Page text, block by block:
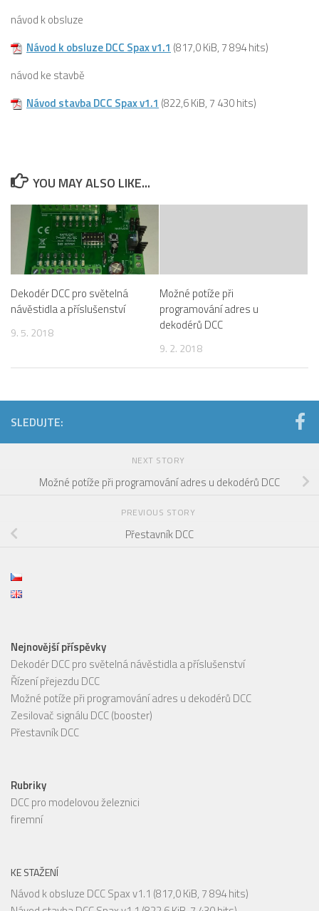
návod k obsluze
Návod k obsluze DCC Spax v1.1 (817,0 KiB, 7 894 hits)
návod ke stavbě
Návod stavba DCC Spax v1.1 (822,6 KiB, 7 430 hits)
YOU MAY ALSO LIKE...
Dekodér DCC pro světelná
návěstidla a příslušenství
9. 5. 2018
Možné potíže při
programování adres u
dekodérů DCC
9. 2. 2018
SLEDUJTE:
NEXT STORY
Možné potíže při programování adres u dekodérů DCC
PREVIOUS STORY
Přestavník DCC
Nejnovější příspěvky
Dekodér DCC pro světelná návěstidla a příslušenství
Řízení přejezdu DCC
Možné potíže při programování adres u dekodérů DCC
Zesilovač signálu DCC (booster)
Přestavník DCC
Rubriky
DCC pro modelovou železnici
firemní
KE STAŽENÍ
Návod k obsluze DCC Spax v1.1 (817,0 KiB, 7 894 hits)